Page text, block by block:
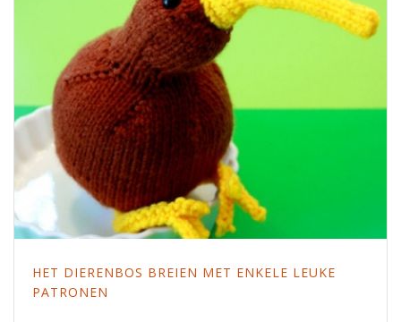
HET DIERENBOS BREIEN MET ENKELE LEUKE
PATRONEN